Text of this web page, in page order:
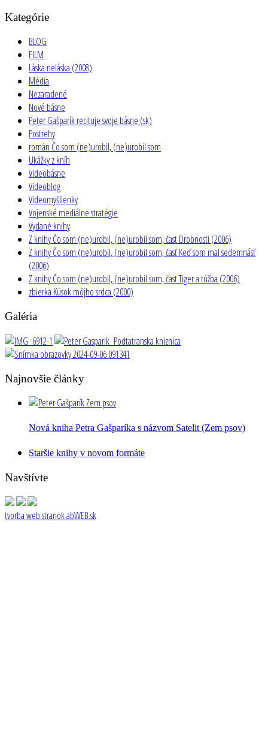
Kategórie
BLOG
FILM
Láska neláska (2008)
Média
Nezaradené
Nové básne
Peter Gašparík recituje svoje básne (sk)
Postrehy
román Čo som (ne)urobil, (ne)urobil som
Ukážky z kníh
Videobásne
Videoblog
Videomyšlienky
Vojenské mediálne stratégie
Vydané knihy
Z knihy Čo som (ne)urobil, (ne)urobil som, čast Drobnosti (2006)
Z knihy Čo som (ne)urobil, (ne)urobil som, časť Keď som mal sedemnásť
(2006)
Z knihy Čo som (ne)urobil, (ne)urobil som, čast Tiger a túžba (2006)
zbierka Kúsok môjho srdca (2000)
Galéria
Najnovšie články
Nová kniha Petra Gašparíka s názvom Satelit (Zem psov)
Staršie knihy v novom formáte
Navštívte
tvorba web stranokabWEB.sk